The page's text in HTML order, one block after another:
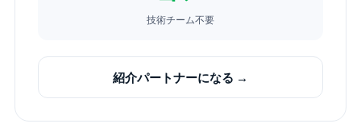
技術チーム不要
紹介パートナーになる →